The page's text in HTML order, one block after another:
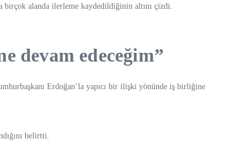
alanda ilerleme kaydedildiğinin altını çizdi.
devam edeceğim”
Erdoğan’la yapıcı bir ilişki yönünde iş birliğine
belirtti.